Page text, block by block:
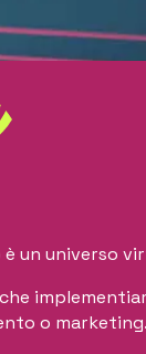
è un universo
o marketing.